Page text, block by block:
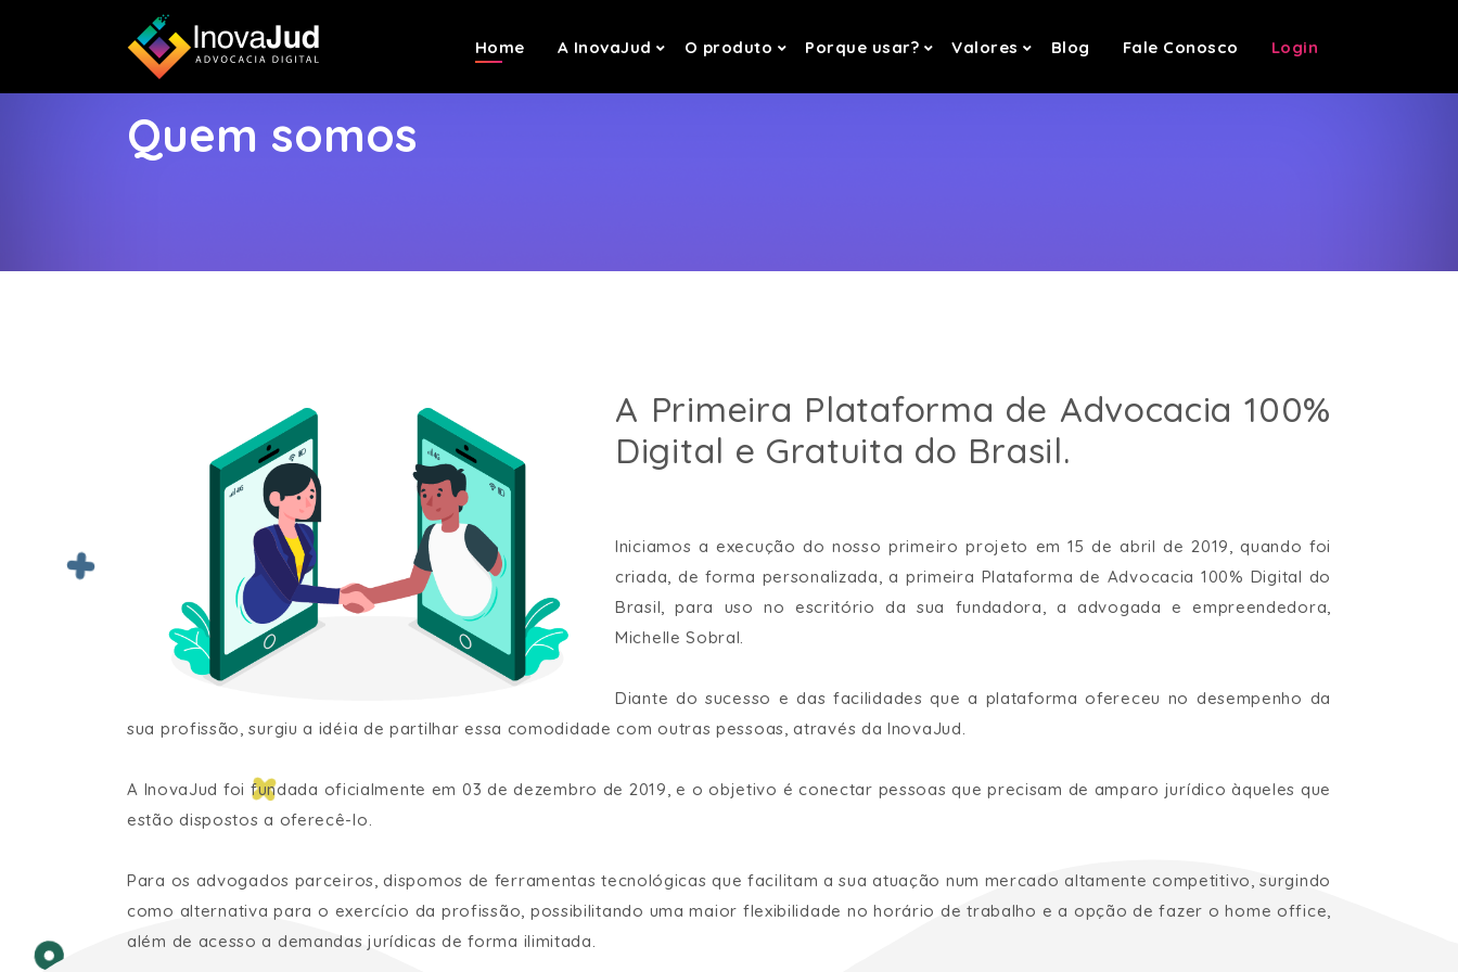
Home A InovaJud O produto Porque usar? Valores Blog Fale Conosco Login
Quem somos
A Primeira Plataforma de Advocacia 100%
Digital e Gratuita do Brasil.
Iniciamos a execução do nosso primeiro projeto em 15 de abril de 2019, quando foi
criada, de forma personalizada, a primeira Plataforma de Advocacia 100% Digital do
Brasil, para uso no escritório da sua fundadora, a advogada e empreendedora,
Michelle Sobral.
Diante do sucesso e das facilidades que a plataforma ofereceu no desempenho da
sua profissão, surgiu a idéia de partilhar essa comodidade com outras pessoas, através da InovaJud.
A InovaJud foi fundada oficialmente em 03 de dezembro de 2019, e o objetivo é conectar pessoas que precisam de amparo jurídico àqueles que
estão dispostos a oferecê-lo.
Para os advogados parceiros, dispomos de ferramentas tecnológicas que facilitam a sua atuação num mercado altamente competitivo, surgindo
como alternativa para o exercício da profissão, possibilitando uma maior flexibilidade no horário de trabalho e a opção de fazer o home office,
além de acesso a demandas jurídicas de forma ilimitada.